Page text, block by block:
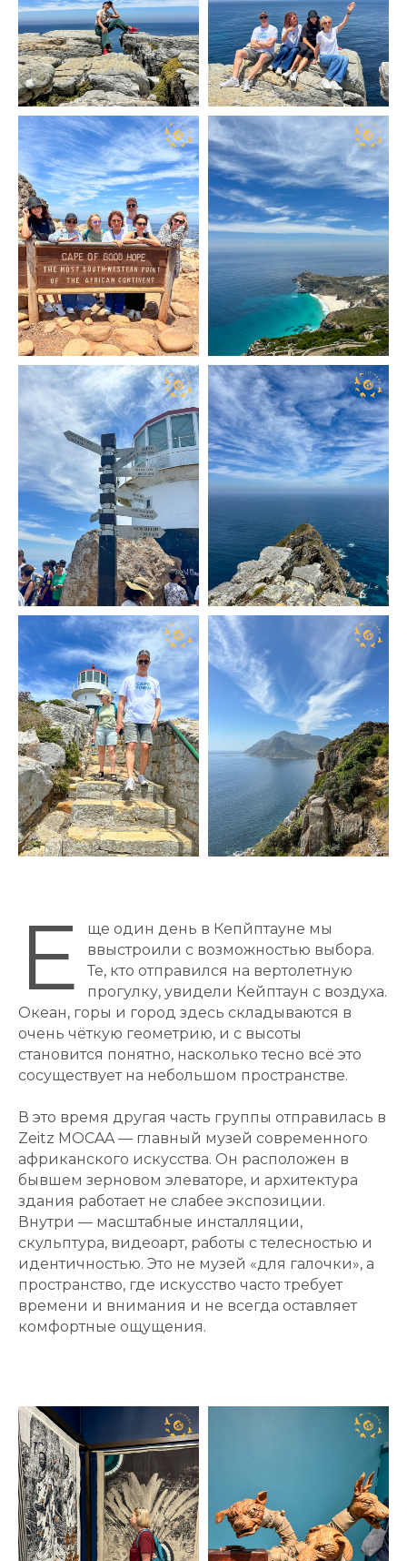
Е
ще один день в Кепйптауне мы
ввыстроили с возможностью выбора.
Те, кто отправился на вертолетную
прогулку, увидели Кейптаун с воздуха.
Океан, горы и город здесь складываются в
очень чёткую геометрию, и с высоты
становится понятно, насколько тесно всё это
сосуществует на небольшом пространстве.
В это время другая часть группы отправилась в
Zeitz MOCAA — главный музей современного
африканского искусства. Он расположен в
бывшем зерновом элеваторе, и архитектура
здания работает не слабее экспозиции.
Внутри — масштабные инсталляции,
скульптура, видеоарт, работы с телесностью и
идентичностью. Это не музей «для галочки», а
пространство, где искусство часто требует
времени и внимания и не всегда оставляет
комфортные ощущения.